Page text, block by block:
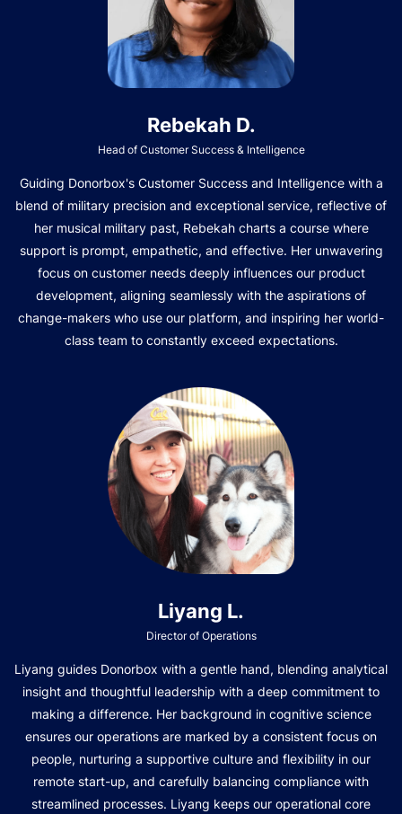
Rebekah D.
Head of Customer Success & Intelligence
Guiding Donorbox's Customer Success and Intelligence with a
blend of military precision and exceptional service, reflective of
her musical military past, Rebekah charts a course where
support is prompt, empathetic, and effective. Her unwavering
focus on customer needs deeply influences our product
development, aligning seamlessly with the aspirations of
change-makers who use our platform, and inspiring her world-
class team to constantly exceed expectations.
Liyang L.
Director of Operations
Liyang guides Donorbox with a gentle hand, blending analytical
insight and thoughtful leadership with a deep commitment to
making a difference. Her background in cognitive science
ensures our operations are marked by a consistent focus on
people, nurturing a supportive culture and flexibility in our
remote start-up, and carefully balancing compliance with
streamlined processes. Liyang keeps our operational core